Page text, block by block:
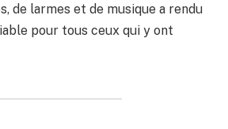
de larmes et de musique a rendu
pour tous ceux qui y ont